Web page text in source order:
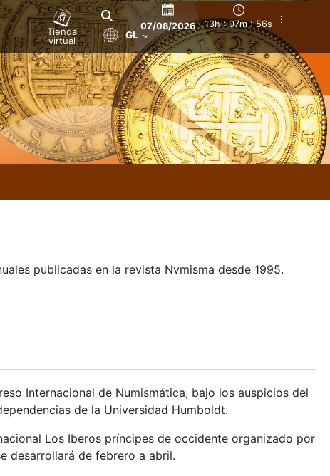
Tienda
virtual
07/08/2026 13h : 07m : 57s
GL
publicadas en la revista Nvmisma desde 1995.
Internacional de Numismática, bajo los auspicios del
de la Universidad Humboldt.
Los Iberos príncipes de occidente organizado por
desarrollará de febrero a abril.